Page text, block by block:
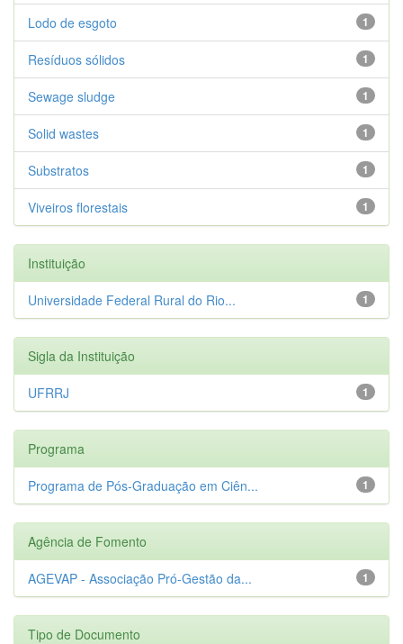
1
Lodo de esgoto
1
Resíduos sólidos
1
Sewage sludge
1
Solid wastes
1
Substratos
1
Viveiros florestais
Instituição
1
Universidade Federal Rural do Rio...
Sigla da Instituição
1
UFRRJ
Programa
1
Programa de Pós-Graduação em Ciên...
Agência de Fomento
1
AGEVAP - Associação Pró-Gestão da...
Tipo de Documento